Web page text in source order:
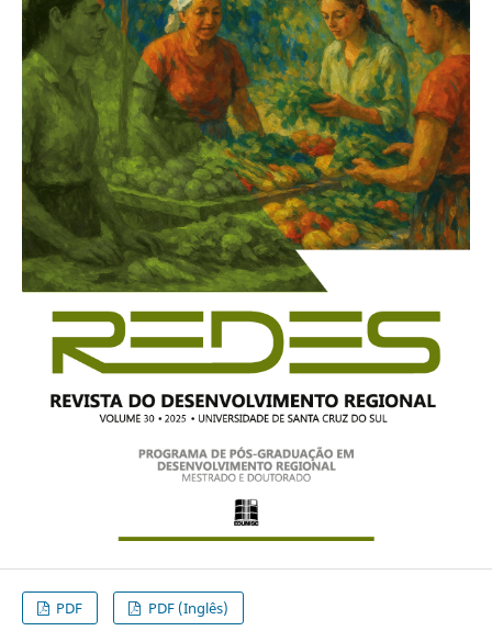
PDF PDF (Inglês)